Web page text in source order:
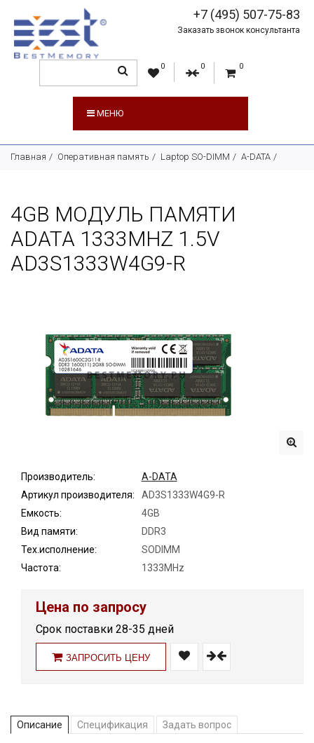
+7 (495) 507-75-83
Заказать звонок консультанта
0 0 0
МЕНЮ
Главная Оперативная память Laptop SO-DIMM A-DATA
4GB МОДУЛЬ ПАМЯТИ
ADATA 1333MHZ 1.5V
AD3S1333W4G9-R
Производитель:
A-DATA
Артикул производителя:
AD3S1333W4G9-R
Емкость:
4GB
Вид памяти:
DDR3
Тех.исполнение:
SODIMM
Частота:
1333MHz
Цена по запросу
Срок поставки 28-35 дней
ЗАПРОСИТЬ ЦЕНУ
Описание Спецификация Задать вопрос